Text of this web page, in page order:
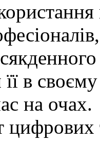
в
на очах.
цифрових